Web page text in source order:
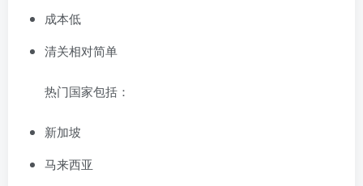
成本低
清关相对简单
热门国家包括：
新加坡
马来西亚